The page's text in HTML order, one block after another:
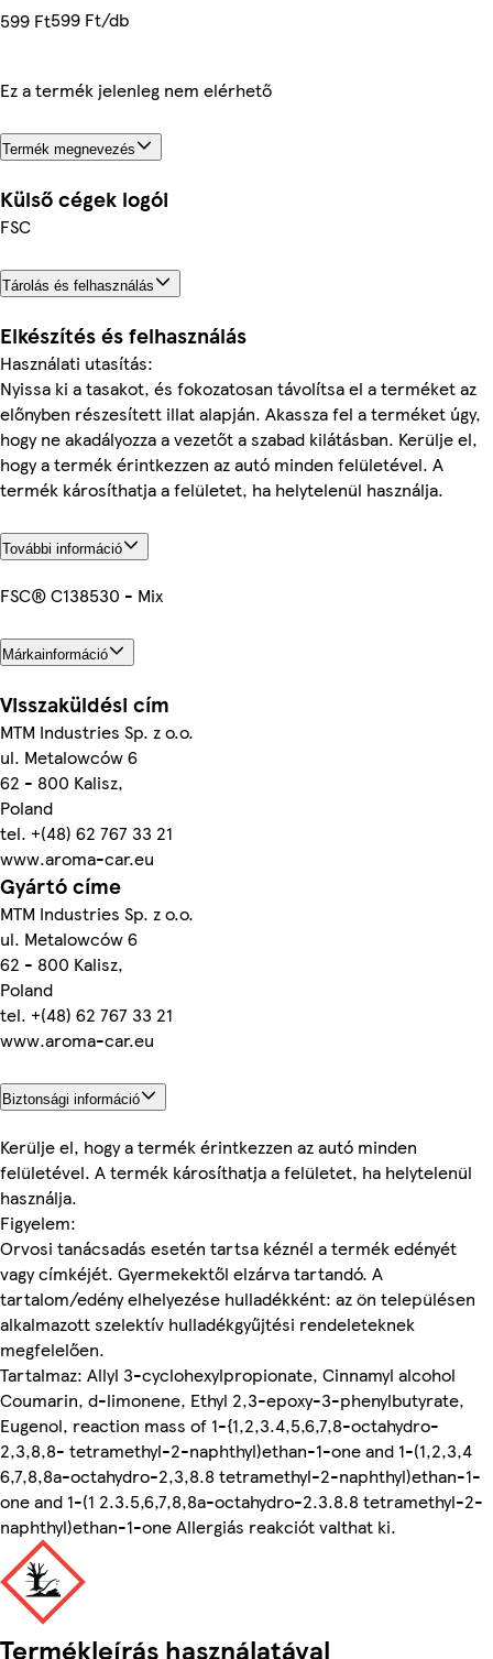
599 Ft599 Ft/db
Ez a termék jelenleg nem elérhető
Termék megnevezés
Külső cégek logói
FSC
Tárolás és felhasználás
Elkészítés és felhasználás
Használati utasítás:
Nyissa ki a tasakot, és fokozatosan távolítsa el a terméket az
előnyben részesített illat alapján. Akassza fel a terméket úgy,
hogy ne akadályozza a vezetőt a szabad kilátásban. Kerülje el,
hogy a termék érintkezzen az autó minden felületével. A
termék károsíthatja a felületet, ha helytelenül használja.
További információ
FSC® C138530 - Mix
Márkainformáció
Visszaküldési cím
MTM Industries Sp. z o.o.
ul. Metalowców 6
62 - 800 Kalisz,
Poland
tel. +(48) 62 767 33 21
www.aroma-car.eu
Gyártó címe
MTM Industries Sp. z o.o.
ul. Metalowców 6
62 - 800 Kalisz,
Poland
tel. +(48) 62 767 33 21
www.aroma-car.eu
Biztonsági információ
Kerülje el, hogy a termék érintkezzen az autó minden
felületével. A termék károsíthatja a felületet, ha helytelenül
használja.
Figyelem:
Orvosi tanácsadás esetén tartsa kéznél a termék edényét
vagy címkéjét. Gyermekektől elzárva tartandó. A
tartalom/edény elhelyezése hulladékként: az ön településen
alkalmazott szelektív hulladékgyűjtési rendeleteknek
megfelelően.
Tartalmaz: Allyl 3-cyclohexylpropionate, Cinnamyl alcohol
Coumarin, d-limonene, Ethyl 2,3-epoxy-3-phenylbutyrate,
Eugenol, reaction mass of 1-{1,2,3.4,5,6,7,8-octahydro-
2,3,8,8- tetramethyl-2-naphthyl)ethan-1-one and 1-(1,2,3,4
6,7,8,8a-octahydro-2,3,8.8 tetramethyl-2-naphthyl)ethan-1-
one and 1-(1 2.3.5,6,7,8,8a-octahydro-2.3.8.8 tetramethyl-2-
naphthyl)ethan-1-one Allergiás reakciót valthat ki.
Termékleírás használatával